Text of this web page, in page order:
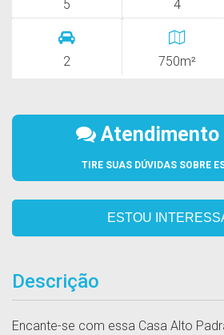
5 4
2 750m²
Atendimento
TIRE SUAS DÚVIDAS SOBRE
ESTOU
Descrição
Encante-se com essa Casa Alto